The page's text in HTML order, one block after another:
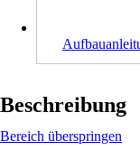
Beschreibung
Bereich überspringen